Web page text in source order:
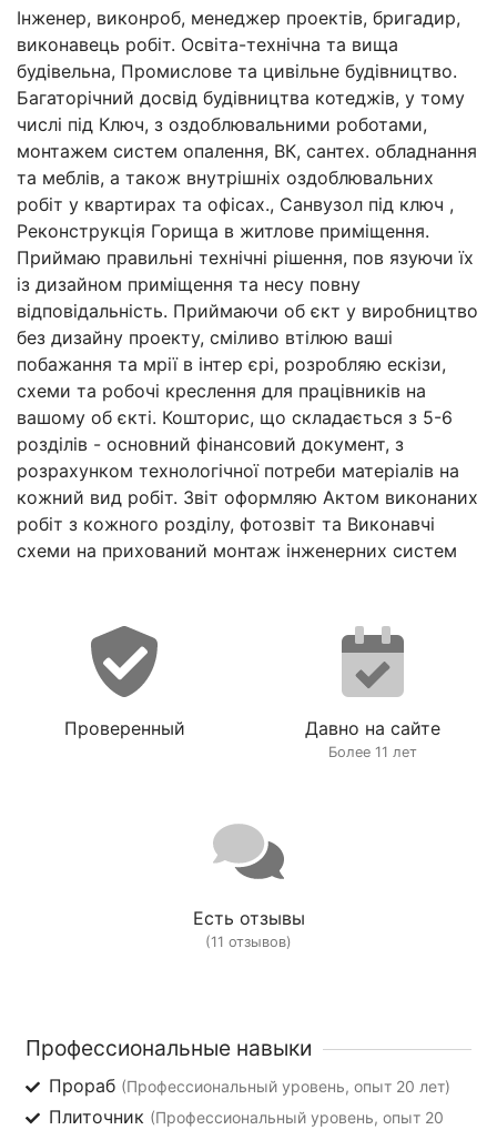
Інженер, виконроб, менеджер проектів, бригадир,
виконавець робіт. Освіта-технічна та вища
будівельна, Промислове та цивільне будівництво.
Багаторічний досвід будівництва котеджів, у тому
числі під Ключ, з оздоблювальними роботами,
монтажем систем опалення, ВК, сантех. обладнання
та меблів, а також внутрішніх оздоблювальних
робіт у квартирах та офісах., Санвузол під ключ ,
Реконструкція Горища в житлове приміщення.
Приймаю правильні технічні рішення, пов язуючи їх
із дизайном приміщення та несу повну
відповідальність. Приймаючи об єкт у виробництво
без дизайну проекту, сміливо втілюю ваші
побажання та мрії в інтер єрі, розробляю ескізи,
схеми та робочі креслення для працівників на
вашому об єкті. Кошторис, що складається з 5-6
розділів - основний фінансовий документ, з
розрахунком технологічної потреби матеріалів на
кожний вид робіт. Звіт оформляю Актом виконаних
робіт з кожного розділу, фотозвіт та Виконавчі
схеми на прихований монтаж інженерних систем
Проверенный Давно на сайте
Более 11 лет
Есть отзывы
(11 отзывов)
Профессиональные навыки
Прораб (Профессиональный уровень, опыт 20 лет)
Плиточник (Профессиональный уровень, опыт 20